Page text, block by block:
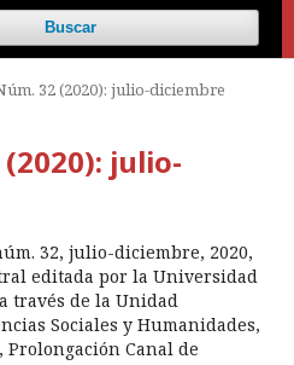
Buscar
32 (2020): julio-diciembre
julio-
32, julio-diciembre, 2020,
editada por la Universidad
través de la Unidad
Sociales y Humanidades,
Prolongación Canal de